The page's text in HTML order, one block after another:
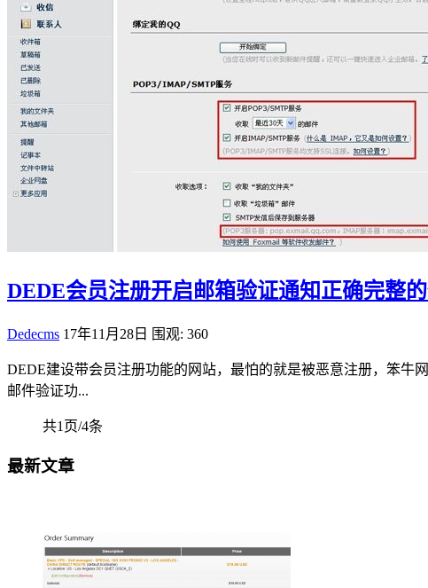
DEDE会员注册开启邮箱验证通知正确完整
Dedecms 17年11月28日 围观: 360
DEDE建设带会员注册功能的网站，最怕的就是被恶意注册，笨牛
邮件验证功...
共1页/4条
最新文章